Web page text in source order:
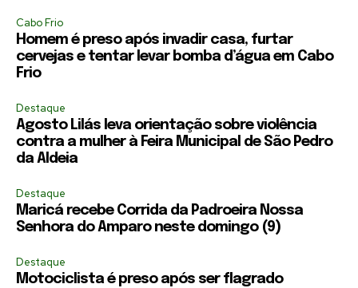
Cabo Frio
Homem é preso após invadir casa, furtar
cervejas e tentar levar bomba d’água em Cabo
Frio
Destaque
Agosto Lilás leva orientação sobre violência
contra a mulher à Feira Municipal de São Pedro
da Aldeia
Destaque
Maricá recebe Corrida da Padroeira Nossa
Senhora do Amparo neste domingo (9)
Destaque
Motociclista é preso após ser flagrado